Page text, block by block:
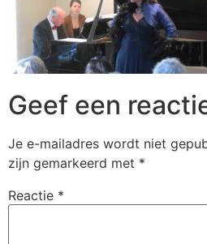
Geef een
Je e-mailadres wordt niet
zijn gemarkeerd met *
Reactie *